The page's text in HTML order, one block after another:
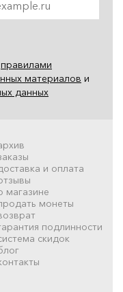
правилами
материалов и
данных
и оплата
магазине
монеты
подлинности
скидок